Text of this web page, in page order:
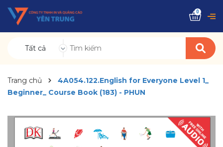
Tất cả
0
Trang chủ
4A054.122.English for Everyone Level 1_
Beginner_ Course Book (183) - PHUN